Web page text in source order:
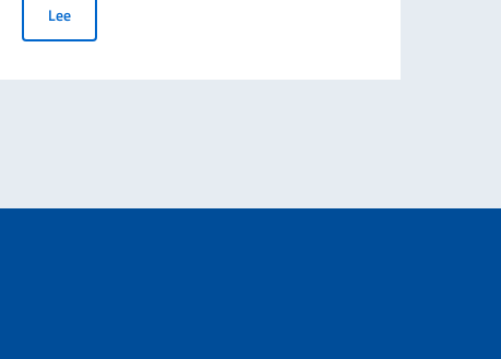
Land of Wonders”
LeeANAGRAFE ITALIANI RESIDENTI ALL`ESTERO